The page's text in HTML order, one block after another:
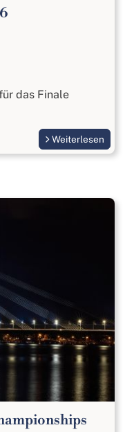
das Finale
Weiterlesen